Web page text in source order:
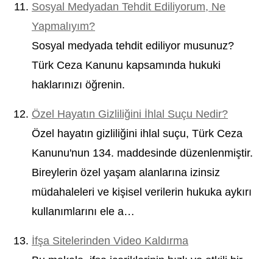
Sosyal Medyadan Tehdit Ediliyorum, Ne
Yapmalıyım?
Sosyal medyada tehdit ediliyor musunuz?
Türk Ceza Kanunu kapsamında hukuki
haklarınızı öğrenin.
Özel Hayatın Gizliliğini İhlal Suçu Nedir?
Özel hayatın gizliliğini ihlal suçu, Türk Ceza
Kanunu'nun 134. maddesinde düzenlenmiştir.
Bireylerin özel yaşam alanlarına izinsiz
müdahaleleri ve kişisel verilerin hukuka aykırı
kullanımlarını ele a…
İfşa Sitelerinden Video Kaldırma